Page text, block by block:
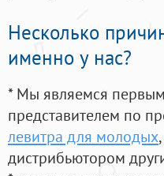
Несколько
именно у нас?
* Мы являемся
представителем по
левитра для молодых
дистрибьютором